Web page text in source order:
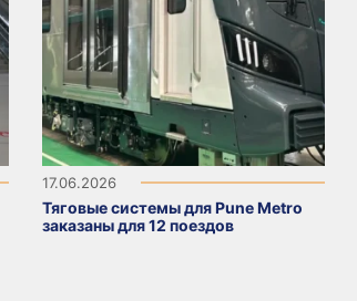
17.06.2026
Тяговые системы для Pune Metro
заказаны для 12 поездов